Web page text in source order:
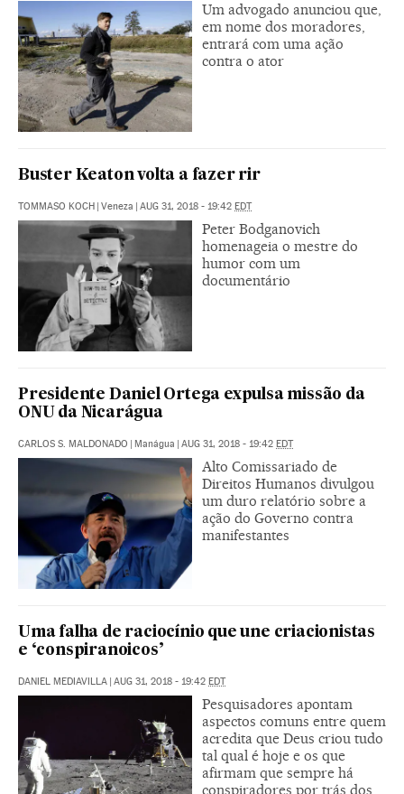
Um advogado anunciou que,
em nome dos moradores,
entrará com uma ação
contra o ator
Buster Keaton volta a fazer rir
TOMMASO KOCH Veneza AUG 31, 2018 - 19:42 EDT
Peter Bodganovich
homenageia o mestre do
humor com um
documentário
Presidente Daniel Ortega expulsa missão da
ONU da Nicarágua
CARLOS S. MALDONADO | Manágua | AUG 31, 2018 - 19:42 EDT
Alto Comissariado de
Direitos Humanos divulgou
um duro relatório sobre a
ação do Governo contra
manifestantes
Uma falha de raciocínio que une criacionistas
e ‘conspiranoicos’
DANIEL MEDIAVILLA | AUG 31, 2018 - 19:42 EDT
Pesquisadores apontam
aspectos comuns entre quem
acredita que Deus criou tudo
tal qual é hoje e os que
afirmam que sempre há
conspiradores por trás dos